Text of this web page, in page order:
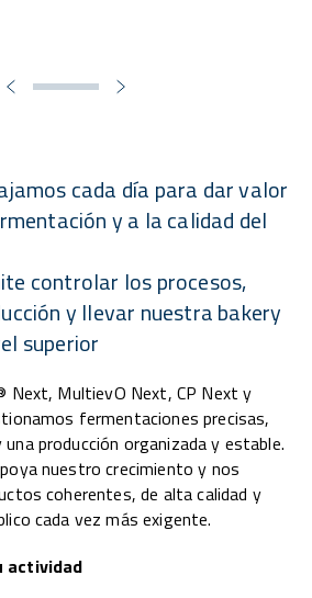
cada día para dar valor
y a la calidad del
controlar los procesos,
y llevar nuestra bakery
superior
Next, MultievO Next, CP Next y
fermentaciones precisas,
producción organizada y estable.
nuestro crecimiento y nos
coherentes, de alta calidad y
cada vez más exigente.
actividad